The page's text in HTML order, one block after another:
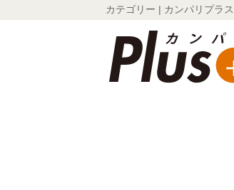
カテゴリー | カンパリプラ